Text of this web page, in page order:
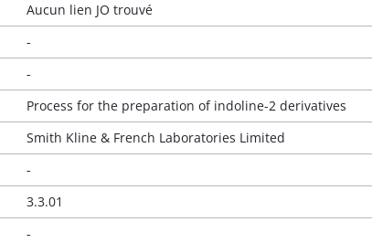
Aucun lien JO trouvé
-
-
Process for the preparation of indoline-2 derivatives
Smith Kline & French Laboratories Limited
-
3.3.01
-